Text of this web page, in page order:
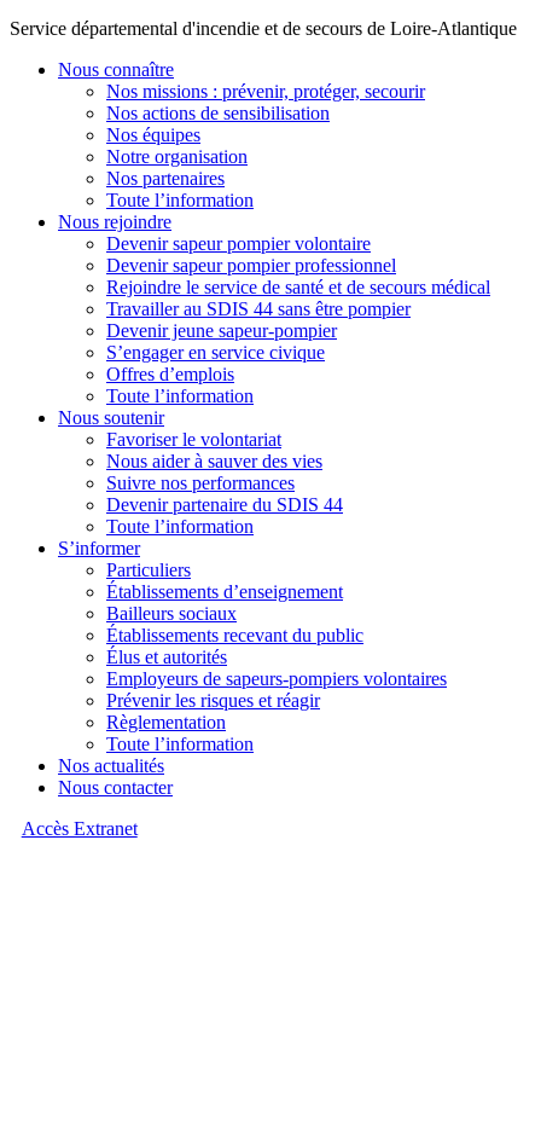
Service départemental d'incendie et de secours de Loire-Atlantique
Nous connaître
Nos missions : prévenir, protéger, secourir
Nos actions de sensibilisation
Nos équipes
Notre organisation
Nos partenaires
Toute l’information
Nous rejoindre
Devenir sapeur pompier volontaire
Devenir sapeur pompier professionnel
Rejoindre le service de santé et de secours médical
Travailler au SDIS 44 sans être pompier
Devenir jeune sapeur-pompier
S’engager en service civique
Offres d’emplois
Toute l’information
Nous soutenir
Favoriser le volontariat
Nous aider à sauver des vies
Suivre nos performances
Devenir partenaire du SDIS 44
Toute l’information
S’informer
Particuliers
Établissements d’enseignement
Bailleurs sociaux
Établissements recevant du public
Élus et autorités
Employeurs de sapeurs-pompiers volontaires
Prévenir les risques et réagir
Règlementation
Toute l’information
Nos actualités
Nous contacter
Accès Extranet